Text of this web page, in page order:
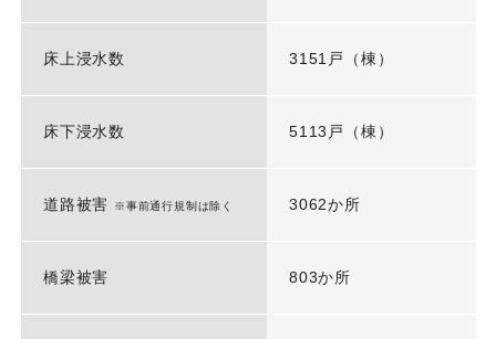
床上浸水数 3151戸（棟）
床下浸水数 5113戸（棟）
道路被害 ※事前通行規制は除く 3062か所
橋梁被害 803か所